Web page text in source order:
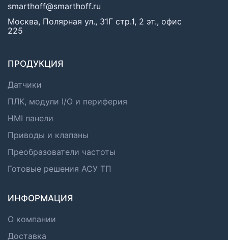
smarthoff@smarthoff.ru
Москва, Полярная ул., 31Г стр.1, 2 эт., офис
225
ПРОДУКЦИЯ
Датчики
ПЛК, модули I/O и периферия
HMI панели
Приводы и клапаны
Преобразователи частоты
Готовые решения АСУ ТП
ИНФОРМАЦИЯ
О компании
Доставка